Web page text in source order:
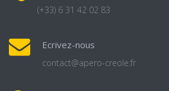
(+33) 6 31 42 02 83
Ecrivez-nous
contact@apero-creole.fr